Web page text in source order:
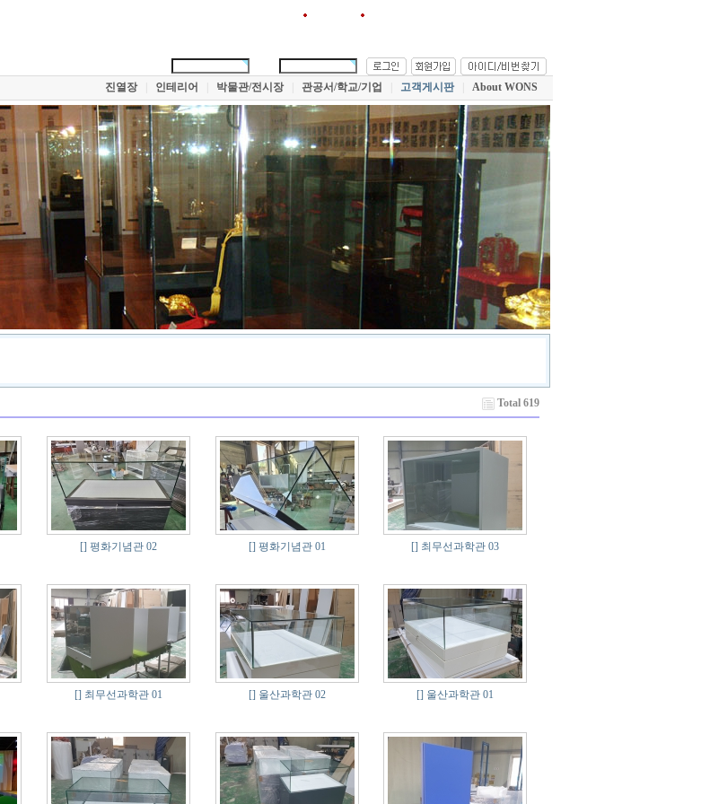
진열장 인테리어 박물관/전시장 관공서/학교/기업 고객게시판 About WONS
Total 619
[] 평화기념관 02 [] 평화기념관 01 [] 최무선과학관 03
[] 최무선과학관 01 [] 울산과학관 02 [] 울산과학관 01